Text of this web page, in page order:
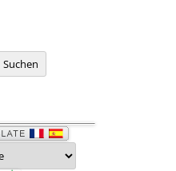
Suchen